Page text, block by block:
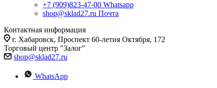
+7 (909)823-47-00 Whatsapp
shop@sklad27.ru Почта
Контактная информация
г. Хабаровск, Проспект 60-летия Октября, 172
Торговый центр "Залог"
shop@sklad27.ru
WhatsApp